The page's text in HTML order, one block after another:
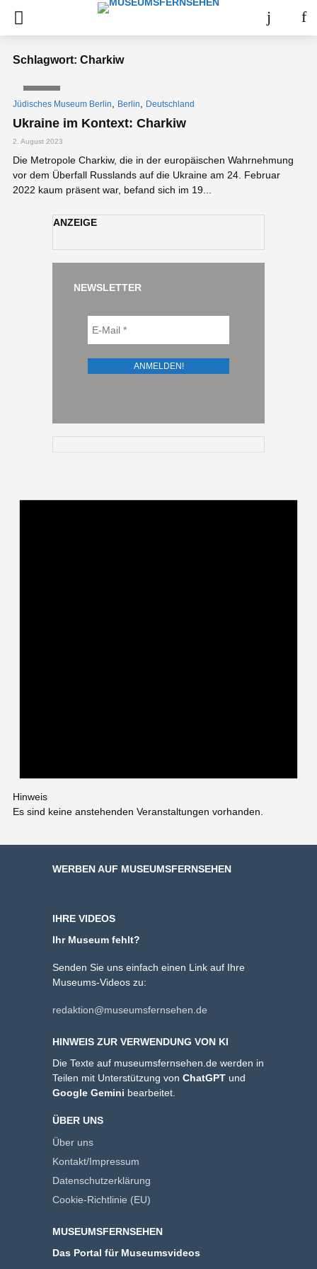
Schlagwort: Charkiw
Jüdisches Museum Berlin Berlin Deutschland
Ukraine im Kontext: Charkiw
2. August 2023
Die Metropole Charkiw, die in der europäischen Wahrnehmung
vor dem Über­fall Russlands auf die Ukraine am 24. Februar
2022 kaum präsent war, befand sich im 19...
ANZEIGE
NEWSLETTER
Hinweis
Es sind keine anstehenden Veranstaltungen vorhanden.
WERBEN AUF MUSEUMSFERNSEHEN
IHRE VIDEOS
Ihr Museum fehlt?
Senden Sie uns einfach einen Link auf Ihre
Museums-Videos zu:
redaktion@museumsfernsehen.de
HINWEIS ZUR VERWENDUNG VON KI
Die Texte auf museumsfernsehen.de werden in
Teilen mit Unterstützung von ChatGPT und
Google Gemini bearbeitet.
ÜBER UNS
Über uns
Kontakt/Impressum
Datenschutzerklärung
Cookie-Richtlinie (EU)
MUSEUMSFERNSEHEN
Das Portal für Museumsvideos